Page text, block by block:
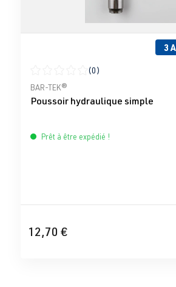
3
Note moyenne de 0 sur 5 étoiles
(0)
BAR-TEK®
Poussoir hydraulique simple
Prêt à être expédié !
12,70 €